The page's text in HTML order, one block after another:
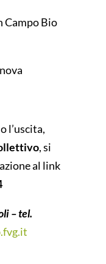
Campo Bio
l’uscita,
, si
al link
– tel.